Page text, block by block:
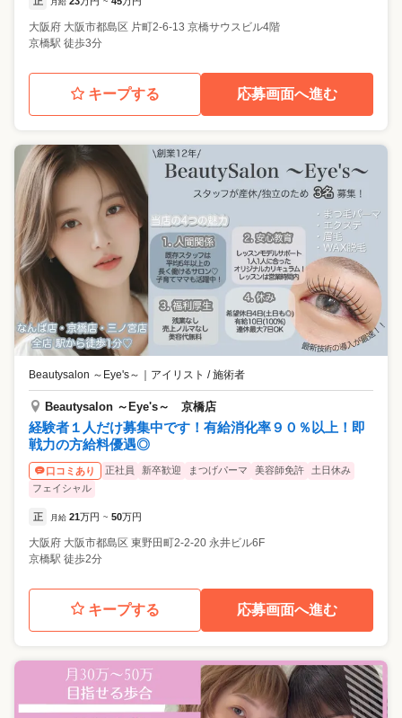
月給 ~
大阪府 大阪市都島区 片町2-6-13 京橋サウスビル4階
京橋駅 徒歩3分
キープする 応募画面へ進む
Beautysalon ～Eye's～ ｜ アイリスト / 施術者
Beautysalon ～Eye's～ 京橋店
経験者１人だけ募集中です！有給消化率９０％以上！即
戦力の方給料優遇◎
口コミあり 正社員 新卒歓迎 まつげパーマ 美容師免許
土日休み
フェイシャル
正 月給 21万円 ~ 50万円
大阪府 大阪市都島区 東野田町2-2-20 永井ビル6F
京橋駅 徒歩2分
キープする 応募画面へ進む